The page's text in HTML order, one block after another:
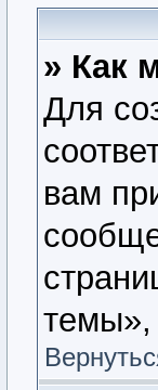
» Как
Для
вам
темы»,